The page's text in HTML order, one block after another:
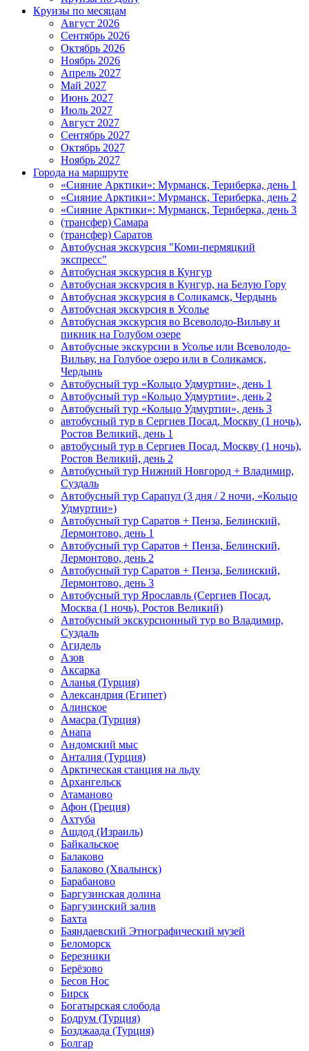
Круизы по месяцам
Август 2026
Сентябрь 2026
Октябрь 2026
Ноябрь 2026
Апрель 2027
Май 2027
Июнь 2027
Июль 2027
Август 2027
Сентябрь 2027
Октябрь 2027
Ноябрь 2027
Города на маршруте
«Сияние Арктики»: Мурманск, Териберка, день 1
«Сияние Арктики»: Мурманск, Териберка, день 2
«Сияние Арктики»: Мурманск, Териберка, день 3
(трансфер) Самара
(трансфер) Саратов
Автобусная экскурсия "Коми-пермяцкий
экспресс"
Автобусная экскурсия в Кунгур
Автобусная экскурсия в Кунгур, на Белую Гору
Автобусная экскурсия в Соликамск, Чердынь
Автобусная экскурсия в Усолье
Автобусная экскурсия во Всеволодо-Вильву и
пикник на Голубом озере
Автобусные экскурсии в Усолье или Всеволодо-
Вильву, на Голубое озеро или в Соликамск,
Чердынь
Автобусный тур «Кольцо Удмуртии», день 1
Автобусный тур «Кольцо Удмуртии», день 2
Автобусный тур «Кольцо Удмуртии», день 3
автобусный тур в Сергиев Посад, Москву (1 ночь),
Ростов Великий, день 1
автобусный тур в Сергиев Посад, Москву (1 ночь),
Ростов Великий, день 2
Автобусный тур Нижний Новгород + Владимир,
Суздаль
Автобусный тур Сарапул (3 дня / 2 ночи, «Кольцо
Удмуртии»)
Автобусный тур Саратов + Пенза, Белинский,
Лермонтово, день 1
Автобусный тур Саратов + Пенза, Белинский,
Лермонтово, день 2
Автобусный тур Саратов + Пенза, Белинский,
Лермонтово, день 3
Автобусный тур Ярославль (Сергиев Посад,
Москва (1 ночь), Ростов Великий)
Автобусный экскурсионный тур во Владимир,
Суздаль
Агидель
Азов
Аксарка
Аланья (Турция)
Александрия (Египет)
Алинское
Амасра (Турция)
Анапа
Андомский мыс
Анталия (Турция)
Арктическая станция на льду
Архангельск
Атаманово
Афон (Греция)
Ахтуба
Ашдод (Израиль)
Байкальское
Балаково
Балаково (Хвалынск)
Барабаново
Баргузинская долина
Баргузинский залив
Бахта
Баяндаевский Этнографический музей
Беломорск
Березники
Берёзово
Бесов Нос
Бирск
Богатырская слобода
Бодрум (Турция)
Бозджаада (Турция)
Болгар